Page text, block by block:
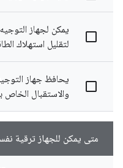
يمكن لجهاز
لتقليل استهلاك
يحافظ جهاز
والاستقبال الخاص
متى يمكن للجهاز ترقية